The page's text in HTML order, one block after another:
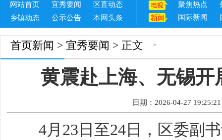
网站首页 宜秀要闻
区直动态
乡镇动态
公示公告 本网头条
聚焦热点
国际新闻
首页 >
新闻 > 宜秀要闻 > 正文
黄震赴上海、无锡开
日期：2026-04-27 19:25:21
4月23日至24日，区委副书